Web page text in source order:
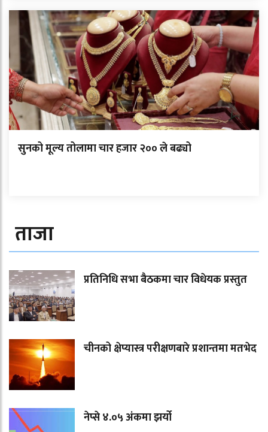
सुनको मूल्य तोलामा चार हजार २०० ले बढ्यो
ताजा
प्रतिनिधि सभा बैठकमा चार विधेयक प्रस्तुत
चीनको क्षेप्यास्त्र परीक्षणबारे प्रशान्तमा मतभेद
नेप्से ४.०५ अंकमा झर्यो